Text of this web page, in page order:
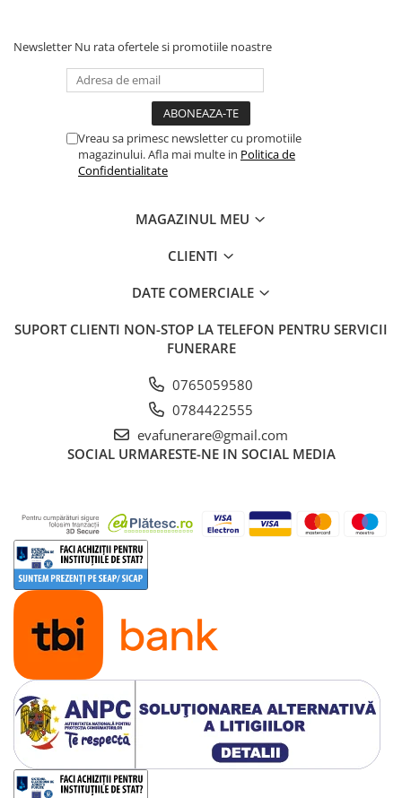
Newsletter Nu rata ofertele si promotiile noastre
Vreau sa primesc newsletter cu promotiile
magazinului. Afla mai multe in Politica de
Confidentialitate
MAGAZINUL MEU
CLIENTI
DATE COMERCIALE
SUPORT CLIENTI NON-STOP LA TELEFON PENTRU SERVICII
FUNERARE
0765059580
0784422555
evafunerare@gmail.com
SOCIAL URMARESTE-NE IN SOCIAL MEDIA